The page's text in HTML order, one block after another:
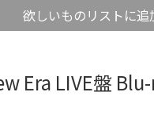
欲しいものリストに追
Era LIVE盤